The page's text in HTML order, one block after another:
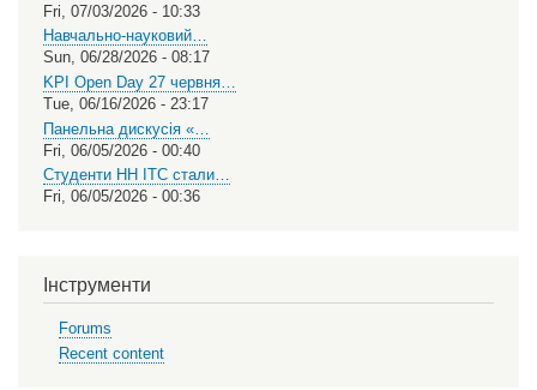
Fri, 07/03/2026 - 10:33
Навчально-науковий…
Sun, 06/28/2026 - 08:17
KPI Open Day 27 червня…
Tue, 06/16/2026 - 23:17
Панельна дискусія «…
Fri, 06/05/2026 - 00:40
Студенти НН ІТС стали…
Fri, 06/05/2026 - 00:36
Інструменти
Forums
Recent content